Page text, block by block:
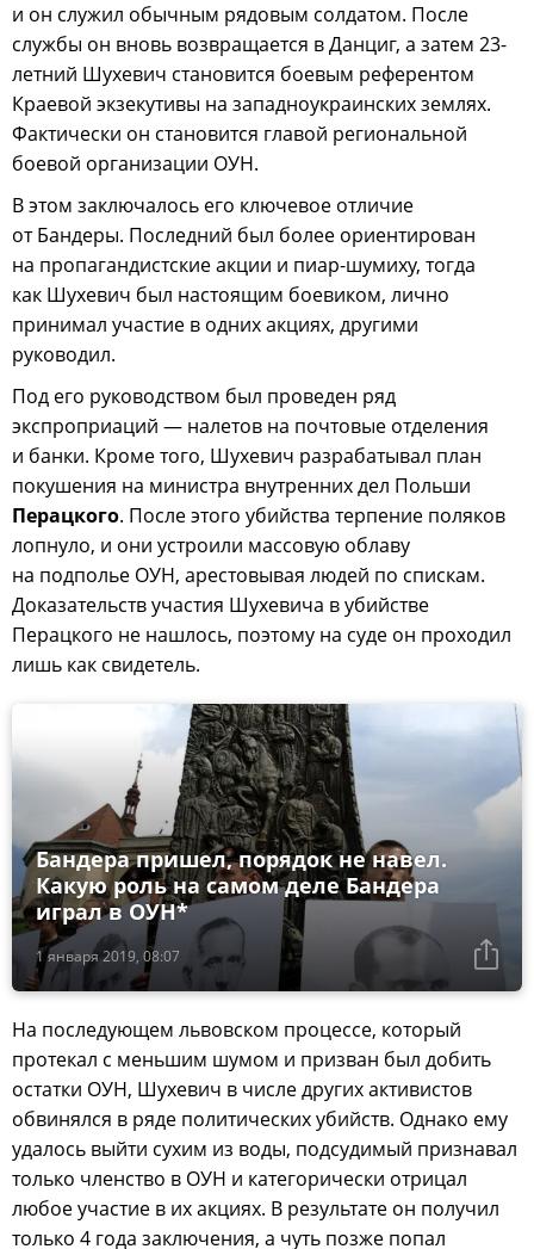
и он служил обычным рядовым солдатом. После
службы он вновь возвращается в Данциг, а затем 23-
летний Шухевич становится боевым референтом
Краевой экзекутивы на западноукраинских землях.
Фактически он становится главой региональной
боевой организации ОУН.
В этом заключалось его ключевое отличие
от Бандеры. Последний был более ориентирован
на пропагандистские акции и пиар-шумиху, тогда
как Шухевич был настоящим боевиком, лично
принимал участие в одних акциях, другими
руководил.
Под его руководством был проведен ряд
экспроприаций — налетов на почтовые отделения
и банки. Кроме того, Шухевич разрабатывал план
покушения на министра внутренних дел Польши
Перацкого. После этого убийства терпение поляков
лопнуло, и они устроили массовую облаву
на подполье ОУН, арестовывая людей по спискам.
Доказательств участия Шухевича в убийстве
Перацкого не нашлось, поэтому на суде он проходил
лишь как свидетель.
1 января 2019, 08:07
Бандера пришел, порядок не навел.
Какую роль на самом деле Бандера
играл в ОУН*
На последующем львовском процессе, который
протекал с меньшим шумом и призван был добить
остатки ОУН, Шухевич в числе других активистов
обвинялся в ряде политических убийств. Однако ему
удалось выйти сухим из воды, подсудимый признавал
только членство в ОУН и категорически отрицал
любое участие в их акциях. В результате он получил
только 4 года заключения, а чуть позже попал